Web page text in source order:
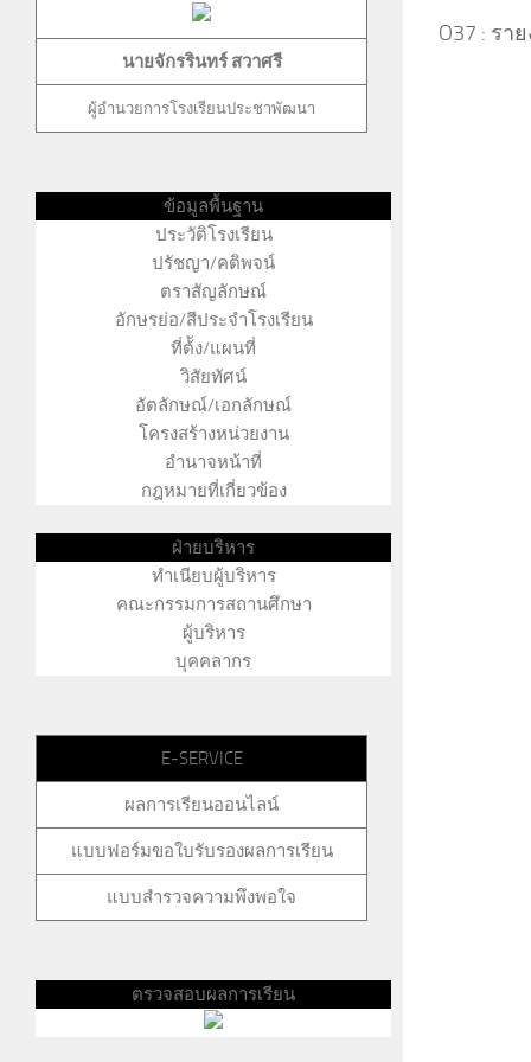
O37 : ร
นายจักรรินทร์ สวาศรี
ผู้อำนวยการโรงเรียนประชาพัฒนา
ข้อมูลพื้นฐาน
ประวัติโรงเรียน
ปรัชญา/คติพจน์
ตราสัญลักษณ์
อักษรย่อ/สีประจำโรงเรียน
ที่ต้ัง/แผนที่
วิสัยทัศน์
อัตลักษณ์/เอกลักษณ์
โครงสร้างหน่วยงาน
อำนาจหน้าที่
กฎหมายที่เกี่ยวข้อง
ฝ่ายบริหาร
ทำเนียบผู้บริหาร
คณะกรรมการสถานศึกษา
ผู้บริหาร
บุคคลากร
E-SERVICE
ผลการเรียนออนไลน์
แบบฟอร์มขอใบรับรองผลการเรียน
แบบสำรวจความพึงพอใจ
ตรวจสอบผลการเรียน
รินทร์ แก่นคำ คุณครูสุทธิรักษ์ ปะริตวา คุณครูนร